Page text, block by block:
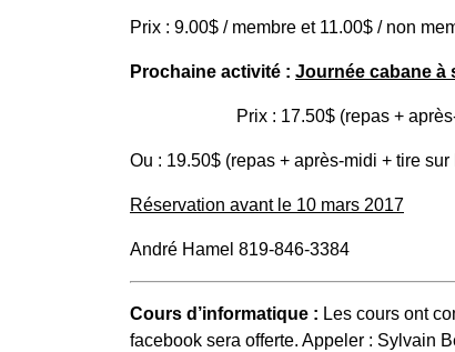
Prix : 9.00$ / membre et 11.00$ / non
Prochaine activité : Journée cabane à
Prix : 17.50$ (repas +
Ou : 19.50$ (repas + après-midi + tire
Réservation avant le 10 mars 2017
André Hamel 819-846-3384
Cours d’informatique : Les cours ont
facebook sera offerte. Appeler : Sylvain